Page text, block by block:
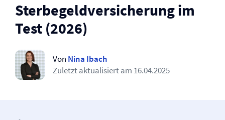
Sterbegeld­versicherung im
Test (2026)
Von Nina Ibach
Zuletzt aktualisiert am 16.04.2025